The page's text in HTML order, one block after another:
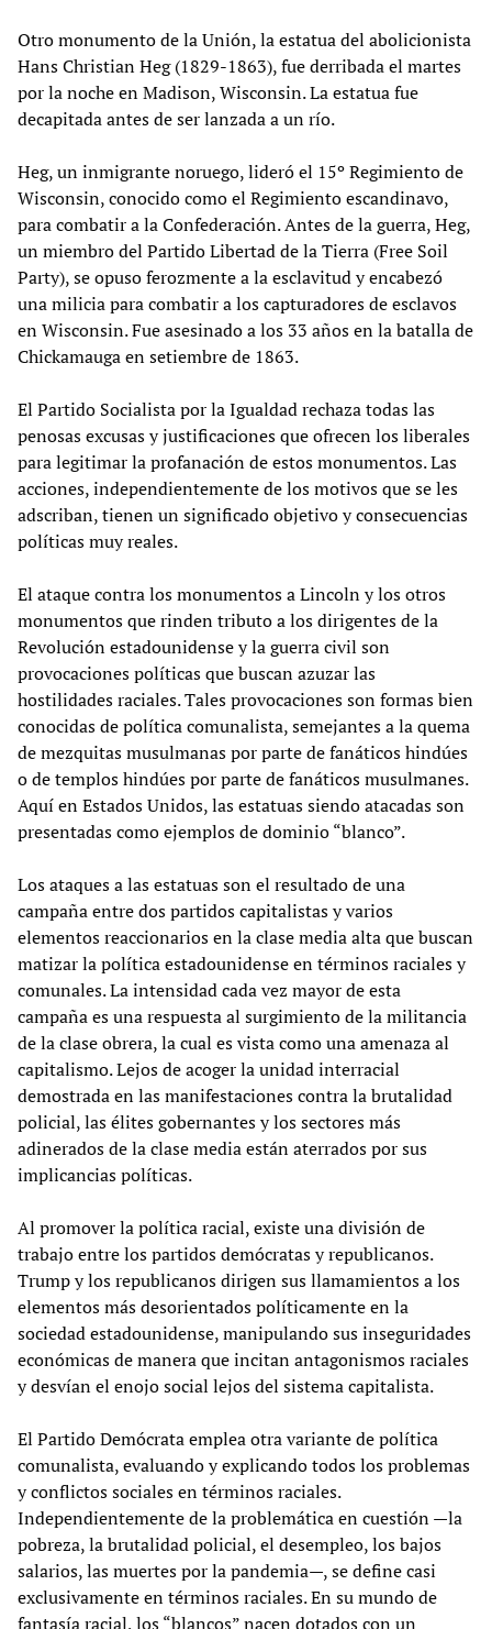
Otro monumento de la Unión, la estatua del abolicionista
Hans Christian Heg (1829-1863), fue derribada el martes
por la noche en Madison, Wisconsin. La estatua fue
decapitada antes de ser lanzada a un río.
Heg, un inmigrante noruego, lideró el 15º Regimiento de
Wisconsin, conocido como el Regimiento escandinavo,
para combatir a la Confederación. Antes de la guerra, Heg,
un miembro del Partido Libertad de la Tierra (Free Soil
Party), se opuso ferozmente a la esclavitud y encabezó
una milicia para combatir a los capturadores de esclavos
en Wisconsin. Fue asesinado a los 33 años en la batalla de
Chickamauga en setiembre de 1863.
El Partido Socialista por la Igualdad rechaza todas las
penosas excusas y justificaciones que ofrecen los liberales
para legitimar la profanación de estos monumentos. Las
acciones, independientemente de los motivos que se les
adscriban, tienen un significado objetivo y consecuencias
políticas muy reales.
El ataque contra los monumentos a Lincoln y los otros
monumentos que rinden tributo a los dirigentes de la
Revolución estadounidense y la guerra civil son
provocaciones políticas que buscan azuzar las
hostilidades raciales. Tales provocaciones son formas bien
conocidas de política comunalista, semejantes a la quema
de mezquitas musulmanas por parte de fanáticos hindúes
o de templos hindúes por parte de fanáticos musulmanes.
Aquí en Estados Unidos, las estatuas siendo atacadas son
presentadas como ejemplos de dominio “blanco”.
Los ataques a las estatuas son el resultado de una
campaña entre dos partidos capitalistas y varios
elementos reaccionarios en la clase media alta que buscan
matizar la política estadounidense en términos raciales y
comunales. La intensidad cada vez mayor de esta
campaña es una respuesta al surgimiento de la militancia
de la clase obrera, la cual es vista como una amenaza al
capitalismo. Lejos de acoger la unidad interracial
demostrada en las manifestaciones contra la brutalidad
policial, las élites gobernantes y los sectores más
adinerados de la clase media están aterrados por sus
implicancias políticas.
Al promover la política racial, existe una división de
trabajo entre los partidos demócratas y republicanos.
Trump y los republicanos dirigen sus llamamientos a los
elementos más desorientados políticamente en la
sociedad estadounidense, manipulando sus inseguridades
económicas de manera que incitan antagonismos raciales
y desvían el enojo social lejos del sistema capitalista.
El Partido Demócrata emplea otra variante de política
comunalista, evaluando y explicando todos los problemas
y conflictos sociales en términos raciales.
Independientemente de la problemática en cuestión —la
pobreza, la brutalidad policial, el desempleo, los bajos
salarios, las muertes por la pandemia—, se define casi
exclusivamente en términos raciales. En su mundo de
fantasía racial, los “blancos” nacen dotados con un